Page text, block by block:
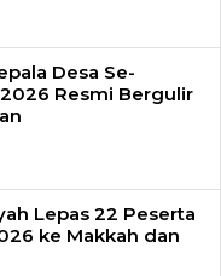
Desa Se-
2026 Resmi Bergulir
Lepas 22 Peserta
ke Makkah dan